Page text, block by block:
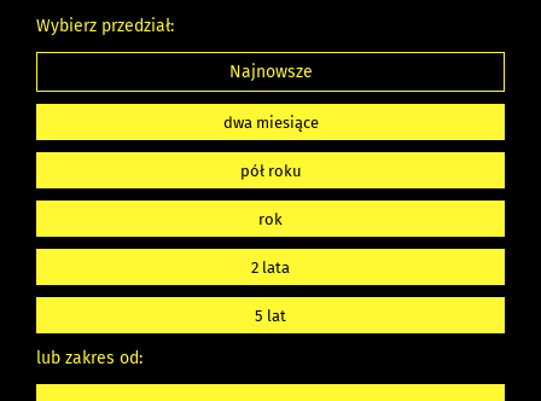
Wybierz przedział:
Najnowsze
dwa miesiące
pół roku
rok
2 lata
5 lat
lub zakres od: